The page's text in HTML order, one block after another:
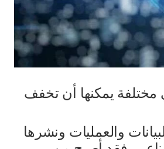
يمكنها أن تخفف
والعمليات ونشرها